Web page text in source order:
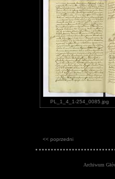
PL_1_4_1-254_0085.jpg
<< poprzedni
Archiwum